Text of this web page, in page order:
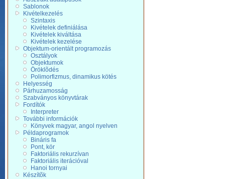
Sablonok
Kivételkezelés
Szintaxis
Kivételek definiálása
Kivételek kiváltása
Kivételek kezelése
Objektum-orientált programozás
Osztályok
Objektumok
Öröklõdés
Polimorfizmus, dinamikus kötés
Helyesség
Párhuzamosság
Szabványos könyvtárak
Fordítók
Interpreter
További információk
Könyvek magyar, angol nyelven
Példaprogramok
Bináris fa
Pont, kör
Faktoriális rekurzívan
Faktoriális iterációval
Hanoi tornyai
Készítõk